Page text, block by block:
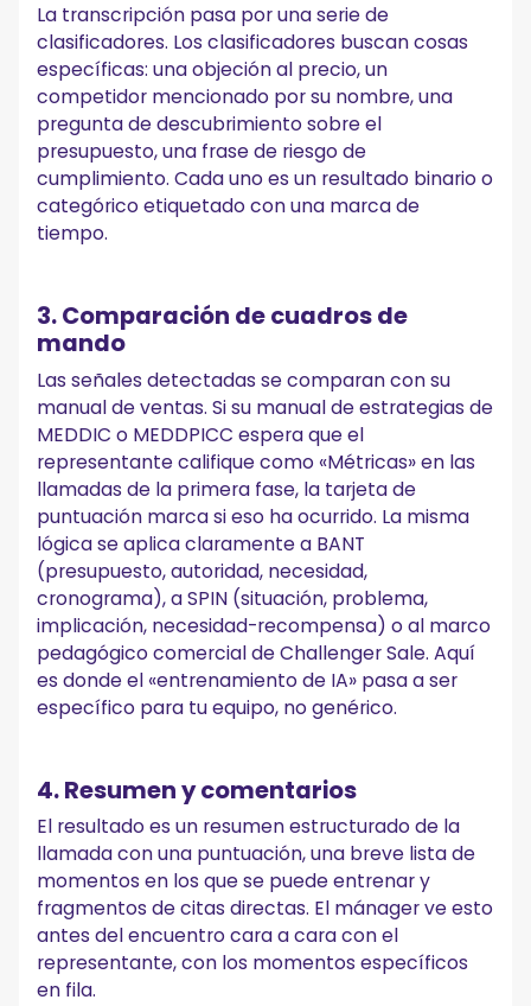
La transcripción pasa por una serie de
clasificadores. Los clasificadores buscan cosas
específicas: una objeción al precio, un
competidor mencionado por su nombre, una
pregunta de descubrimiento sobre el
presupuesto, una frase de riesgo de
cumplimiento. Cada uno es un resultado binario o
categórico etiquetado con una marca de
tiempo.
3. Comparación de cuadros de
mando
Las señales detectadas se comparan con su
manual de ventas. Si su manual de estrategias de
MEDDIC o MEDDPICC espera que el
representante califique como «Métricas» en las
llamadas de la primera fase, la tarjeta de
puntuación marca si eso ha ocurrido. La misma
lógica se aplica claramente a BANT
(presupuesto, autoridad, necesidad,
cronograma), a SPIN (situación, problema,
implicación, necesidad-recompensa) o al marco
pedagógico comercial de Challenger Sale. Aquí
es donde el «entrenamiento de IA» pasa a ser
específico para tu equipo, no genérico.
4. Resumen y comentarios
El resultado es un resumen estructurado de la
llamada con una puntuación, una breve lista de
momentos en los que se puede entrenar y
fragmentos de citas directas. El mánager ve esto
antes del encuentro cara a cara con el
representante, con los momentos específicos
en fila.